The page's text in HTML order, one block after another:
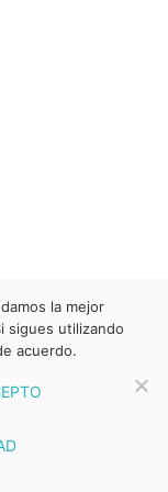
la mejor
sigues utilizando
acuerdo.